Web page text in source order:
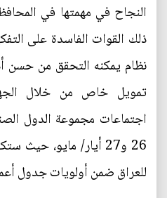
النجاح في مهمتها في
ذلك القوات الفاسدة على
نظام يمكنه التحقق من حسن
تمويل خاص من خلال
اجتماعات مجموعة الدول
26 و27 أيار/ مايو،
للعراق ضمن أولويات جدول